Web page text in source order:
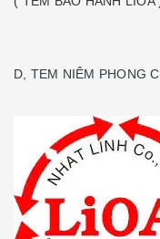
D, TEM NIÊM PHONG